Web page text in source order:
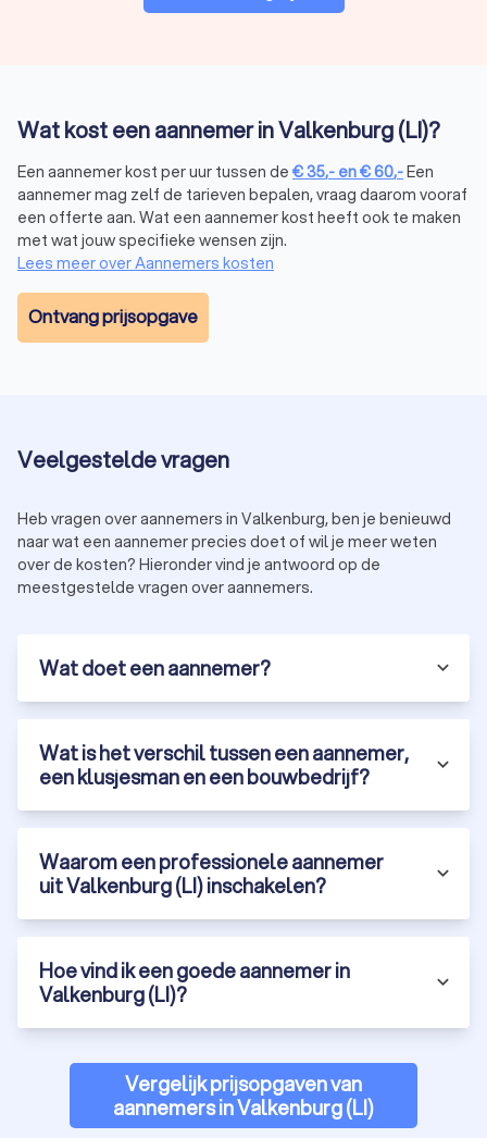
Wat kost een aannemer in Valkenburg (LI)?
Een aannemer kost per uur tussen de €35,- en€60,-Een
aannemer mag zelf de tarieven bepalen, vraag daarom vooraf
een offerte aan. Wat een aannemer kost heeft ook te maken
met wat jouw specifieke wensen zijn.
Lees meer over Aannemers kosten
Ontvang prijsopgave
Veelgestelde vragen
Heb vragen over aannemers in Valkenburg, ben je benieuwd
naar wat een aannemer precies doet of wil je meer weten
over de kosten? Hieronder vind je antwoord op de
meestgestelde vragen over aannemers.
Wat doet een aannemer?
Wat is het verschil tussen een aannemer,
een klusjesman en een bouwbedrijf?
Waarom een professionele aannemer
uit Valkenburg (LI) inschakelen?
Hoe vind ik een goede aannemer in
Valkenburg (LI)?
Vergelijk prijsopgaven van
aannemers in Valkenburg (LI)